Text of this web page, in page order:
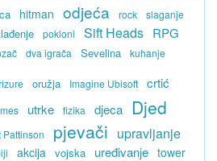
hitman odjeća rock slaganje
pokloni Sift Heads RPG
dva igrača Sevelina kuhanje
oružja Imagine Ubisoft crtić
utrke fizika djeca Djed
Pattinson pjevači upravljanje
akcija vojska uređivanje tower